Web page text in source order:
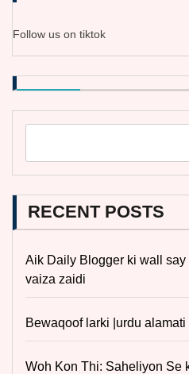
Follow us on tiktok
RECENT POSTS
Aik Daily Blogger ki wall
vaiza zaidi
Bewaqoof larki |urdu alamati
Woh Kon Thi: Saheliyon Se